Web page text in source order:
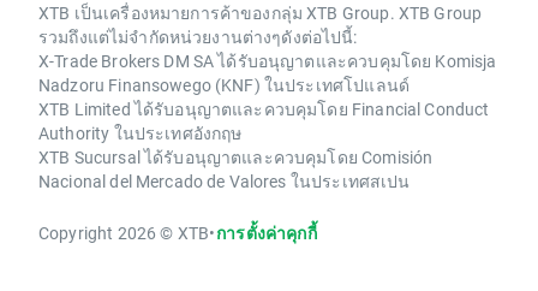
XTB เป็นเครื่องหมายการค้าของกลุ่ม XTB Group. XTB Group
รวมถึงแต่ไม่จำกัดหน่วยงานต่างๆดังต่อไปนี้:
X-Trade Brokers DM SA ได้รับอนุญาตและควบคุมโดย Komisja
Nadzoru Finansowego (KNF) ในประเทศโปแลนด์
XTB Limited ได้รับอนุญาตและควบคุมโดย Financial Conduct
Authority ในประเทศอังกฤษ
XTB Sucursal ได้รับอนุญาตและควบคุมโดย Comisión
Nacional del Mercado de Valores ในประเทศสเปน
Copyright 2026 © XTB•การตั้งค่าคุกกี้